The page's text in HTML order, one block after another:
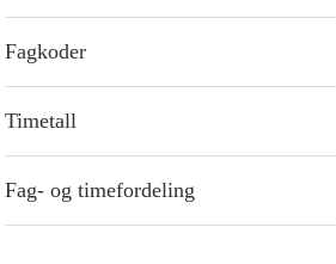
Fagkoder
Timetall
Fag- og timefordeling